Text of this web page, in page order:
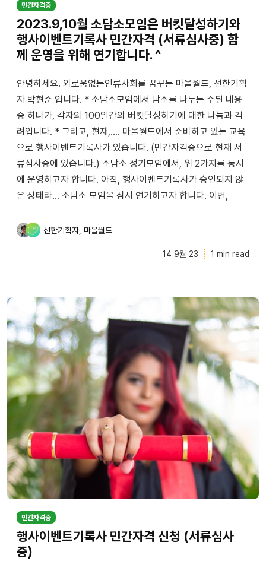
민간자격증
2023.9,10월 소담소모임은 버킷달성하기와
행사이벤트기록사 민간자격 (서류심사중) 함
께 운영을 위해 연기합니다. ^
안녕하세요. 외로움없는인류사회를 꿈꾸는 마을월드, 선한기획
자 박현준 입니다. * 소담소모임에서 담소를 나누는 주된 내용
중 하나가, 각자의 100일간의 버킷달성하기에 대한 나눔과 격
려입니다. * 그리고, 현재,.... 마을월드에서 준비하고 있는 교육
으로 행사이벤트기록사가 있습니다. (민간자격증으로 현재 서
류심사중에 있습니다.) 소담소 정기모임에서, 위 2가지를 동시
에 운영하고자 합니다. 아직, 행사이벤트기록사가 승인되지 않
은 상태라... 소담소 모임을 잠시 연기하고자 합니다. 이번,
선한기획자, 마을월드
14 9월 23 1 min read
민간자격증
행사이벤트기록사 민간자격 신청 (서류심사
중)